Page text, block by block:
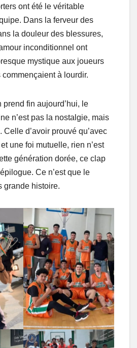
ont été le véritable
Dans la ferveur des
la douleur des blessures,
inconditionnel ont
mystique aux joueurs
commençaient à lourdir.
fin aujourd’hui, le
n’est pas la nostalgie, mais
Celle d’avoir prouvé qu’avec
une foi mutuelle, rien n’est
génération dorée, ce clap
Ce n’est que le
grande histoire.